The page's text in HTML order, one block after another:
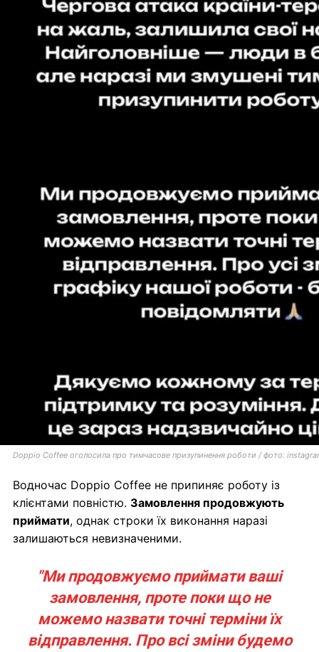
Doppio Coffee оголосила про тимчасове призупинення роботи / фото:
Водночас Doppio Coffee не припиняє роботу із
клієнтами повністю. Замовлення продовжують
приймати, однак строки їх виконання наразі
залишаються невизначеними.
"Ми продовжуємо приймати ваші
замовлення, проте поки що не
можемо назвати точні терміни їх
відправлення. Про всі зміни будемо